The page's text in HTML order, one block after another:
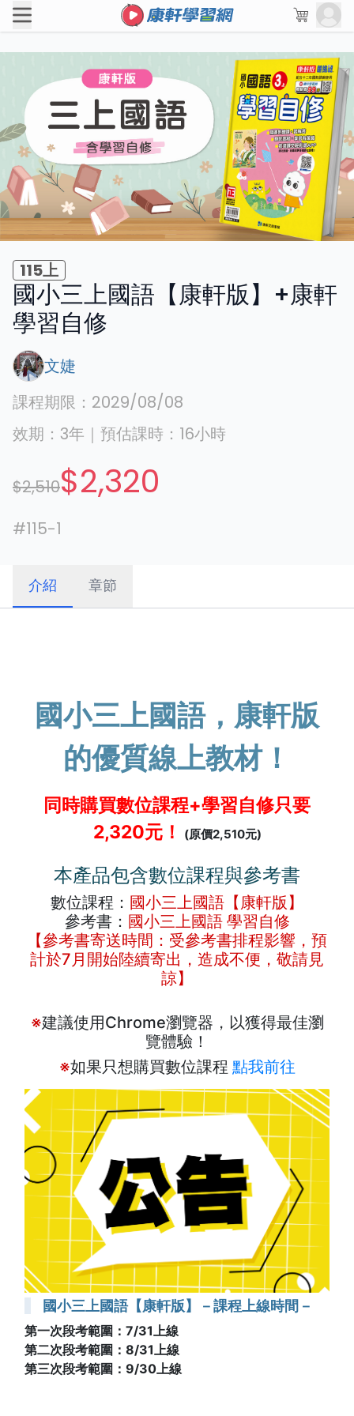
115上
國小三上國語【康軒版】+康軒
學習自修
文婕
課程期限： 2029/08/08
效期： 3年 ｜ 預估課時： 16小時
$2,510$2,320
#115-1
介紹 章節
國小三上國語，康軒版
的優質線上教材！
同時購買數位課程+學習自修只要
2,320元！
(原價2,510元)
本產品包含數位課程與參考書
數位課程： 國小三上國語【康軒版】
參考書： 國小三上國語 學習自修
【參考書寄送時間：受參考書排程影響，預
計於7月開始陸續寄出，造成不便，敬請見
諒】
※建議使用Chrome瀏覽器，以獲得最佳瀏
覽體驗！
※如果只想購買數位課程 點我前往
國小三上國語【康軒版】－課程上線時間－
第一次段考範圍：7/31上線
第二次段考範圍：8/31上線
第三次段考範圍：9/30上線